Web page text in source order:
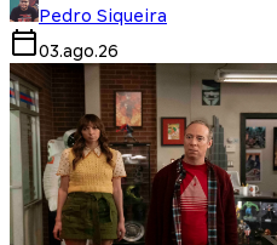
Pedro Siqueira
03.ago.26